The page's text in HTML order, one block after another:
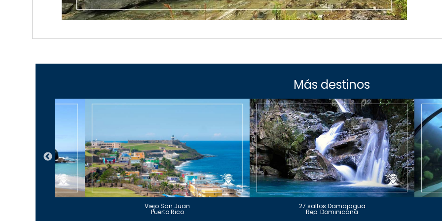
Más destinos
Viejo San Juan
Puerto Rico
27 saltos Damajagua
Rep. Dominicana